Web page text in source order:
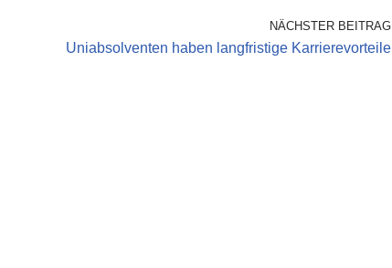
NÄCHSTER BEITRAG
Uniabsolventen haben langfristige Karrierevorteile